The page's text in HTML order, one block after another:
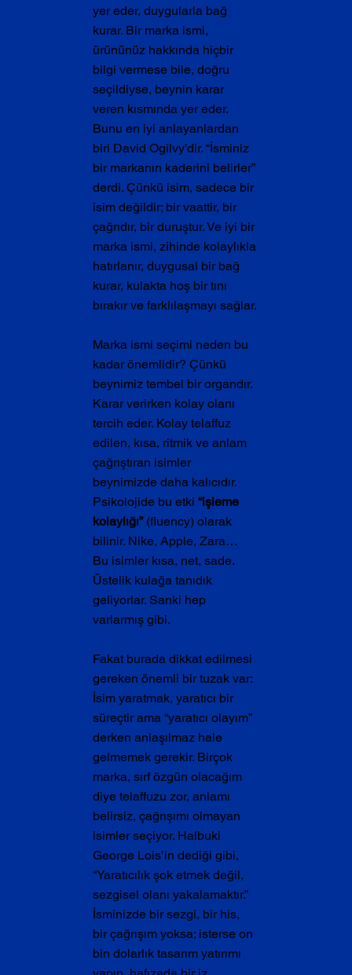
yer eder, duygularla bağ
kurar. Bir marka ismi,
ürününüz hakkında hiçbir
bilgi vermese bile, doğru
seçildiyse, beynin karar
veren kısmında yer eder.
Bunu en iyi anlayanlardan
biri David Ogilvy’dir. “İsminiz
bir markanın kaderini belirler”
derdi. Çünkü isim, sadece bir
isim değildir; bir vaattir, bir
çağrıdır, bir duruştur. Ve iyi bir
marka ismi, zihinde kolaylıkla
hatırlanır, duygusal bir bağ
kurar, kulakta hoş bir tını
bırakır ve farklılaşmayı sağlar.
Marka ismi seçimi neden bu
kadar önemlidir? Çünkü
beynimiz tembel bir organdır.
Karar verirken kolay olanı
tercih eder. Kolay telaffuz
edilen, kısa, ritmik ve anlam
çağrıştıran isimler
beynimizde daha kalıcıdır.
Psikolojide bu etki “işleme
kolaylığı” (fluency) olarak
bilinir. Nike, Apple, Zara…
Bu isimler kısa, net, sade.
Üstelik kulağa tanıdık
geliyorlar. Sanki hep
varlarmış gibi.
Fakat burada dikkat edilmesi
gereken önemli bir tuzak var:
İsim yaratmak, yaratıcı bir
süreçtir ama “yaratıcı olayım”
derken anlaşılmaz hale
gelmemek gerekir. Birçok
marka, sırf özgün olacağım
diye telaffuzu zor, anlamı
belirsiz, çağrışımı olmayan
isimler seçiyor. Halbuki
George Lois’in dediği gibi,
“Yaratıcılık şok etmek değil,
sezgisel olanı yakalamaktır.”
İsminizde bir sezgi, bir his,
bir çağrışım yoksa; isterse on
bin dolarlık tasarım yatırımı